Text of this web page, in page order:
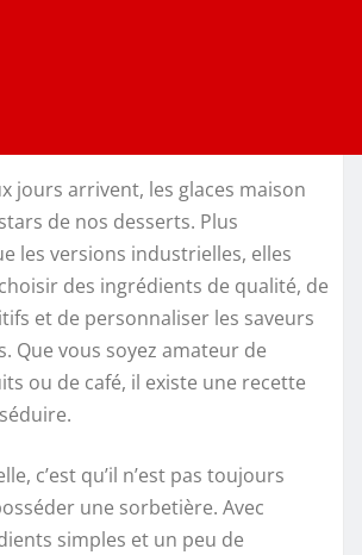
jours arrivent, les glaces maison
de nos desserts. Plus
les versions industrielles, elles
des ingrédients de qualité, de
et de personnaliser les saveurs
Que vous soyez amateur de
ou de café, il existe une recette
c’est qu’il n’est pas toujours
une sorbetière. Avec
simples et un peu de